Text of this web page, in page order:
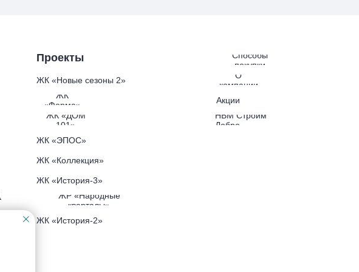
Проекты
НВМ Строим
Добро
Акции
О
компании
Способы
покупки
ЖК
«Форма»
ЖК «Коллекция»
ЖК «ДОМ
101»
ЖК «История-3»
ЖК «История-2»
ЖК «ЭПОС»
ЖК «Новые сезоны 2»
ЖР «Народные
кварталы»